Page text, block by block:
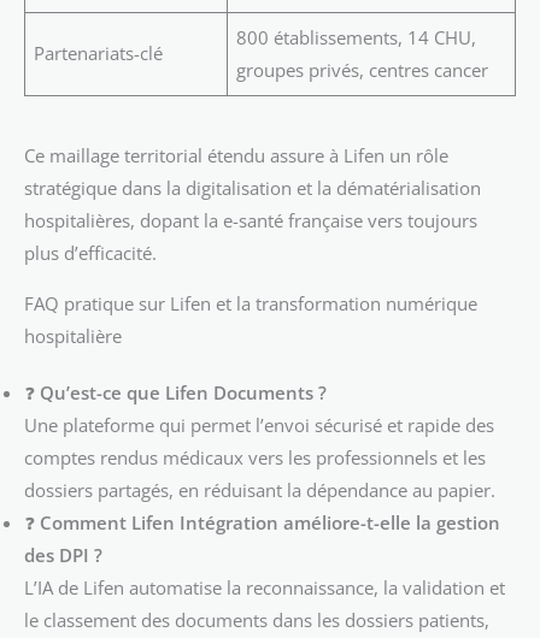
Partenariats-clé
800 établissements, 14 CHU,
groupes privés, centres cancer
Ce maillage territorial étendu assure à Lifen un rôle
stratégique dans la digitalisation et la dématérialisation
hospitalières, dopant la e-santé française vers toujours
plus d’efficacité.
FAQ pratique sur Lifen et la transformation numérique
hospitalière
❓ Qu’est-ce que Lifen Documents ?
Une plateforme qui permet l’envoi sécurisé et rapide des
comptes rendus médicaux vers les professionnels et les
dossiers partagés, en réduisant la dépendance au papier.
❓ Comment Lifen Intégration améliore-t-elle la gestion
des DPI ?
L’IA de Lifen automatise la reconnaissance, la validation et
le classement des documents dans les dossiers patients,